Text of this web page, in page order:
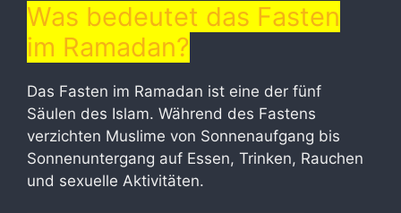
Was bedeutet das Fasten
im Ramadan?
Das Fasten im Ramadan ist eine der fünf
Säulen des Islam. Während des Fastens
verzichten Muslime von Sonnenaufgang bis
Sonnenuntergang auf Essen, Trinken, Rauchen
und sexuelle Aktivitäten.